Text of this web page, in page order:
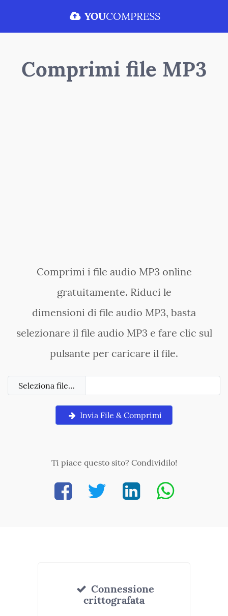
YOUCOMPRESS
Comprimi file MP3
Comprimi i file audio MP3 online
gratuitamente. Riduci le
dimensioni di file audio MP3, basta
selezionare il file audio MP3 e fare clic sul
pulsante per caricare il file.
Seleziona file…
Invia File & Comprimi
Ti piace questo sito? Condividilo!
Connessione
crittografata